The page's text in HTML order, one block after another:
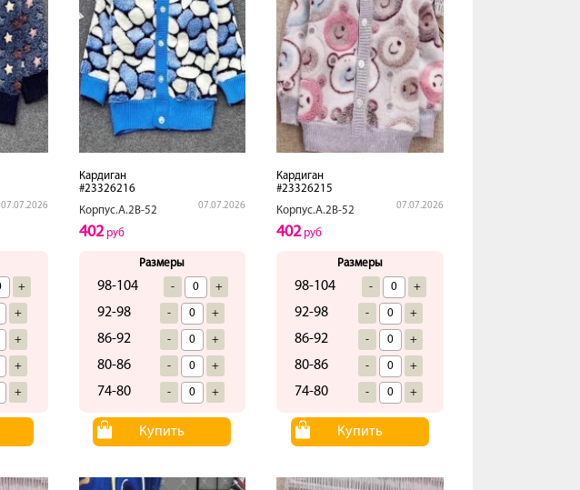
07.07.2026
+
+
+
+
+
Кардиган
#23326216
Корпус.А.2В-52
07.07.2026
402руб
Размеры
98-104 - +
92-98 - +
86-92 - +
80-86 - +
74-80 - +
Купить
Кардиган
#23326215
Корпус.А.2В-52
07.07.2026
402руб
Размеры
98-104 - +
92-98 - +
86-92 - +
80-86 - +
74-80 - +
Купить